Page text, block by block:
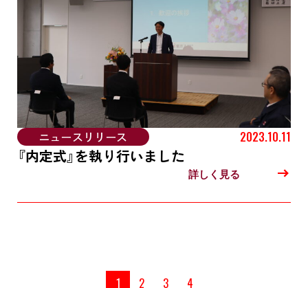
ニュースリリース 2023.10.11
『内定式』を執り行いました
詳しく見る
1 2 3 4